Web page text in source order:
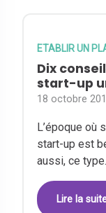
ETABLIR UN
Dix
start-up
18 octobre
L’époque où
start-up est
aussi, ce
Lire la